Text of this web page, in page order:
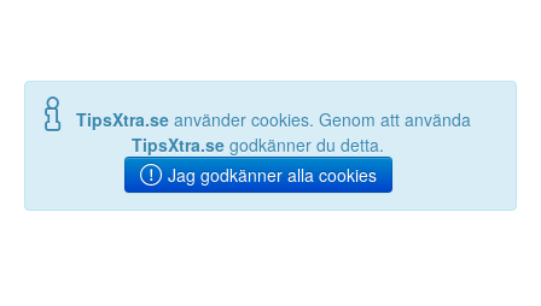
TipsXtra.se använder cookies. Genom att använda
TipsXtra.se godkänner du detta.
Jag godkänner alla cookies